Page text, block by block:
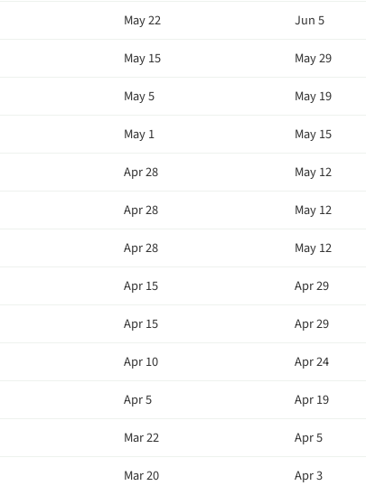
May 22 Jun 5
May 15 May 29
May 5 May 19
May 1 May 15
Apr 28 May 12
Apr 28 May 12
Apr 28 May 12
Apr 15 Apr 29
Apr 15 Apr 29
Apr 10 Apr 24
Apr 5 Apr 19
Mar 22 Apr 5
Mar 20 Apr 3